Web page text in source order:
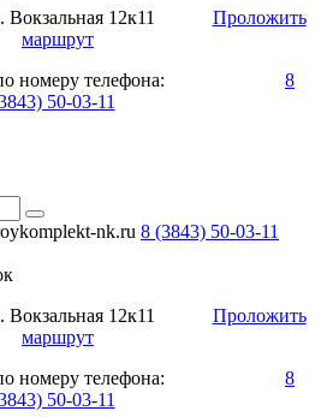
Вокзальная 12к11 Проложить
маршрут
номеру телефона: 8
50-03-11
nk.ru 8 (3843) 50-03-11
Вокзальная 12к11 Проложить
маршрут
номеру телефона: 8
50-03-11